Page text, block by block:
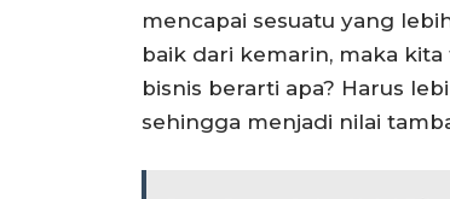
mencapai sesuatu yang
baik dari kemarin, maka
bisnis berarti apa? Harus
sehingga menjadi nilai